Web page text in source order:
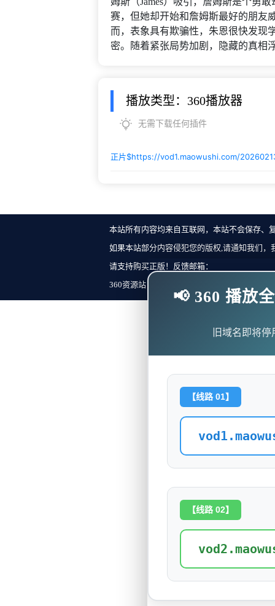
赛，但她却开始和詹姆斯最好的朋友
而，表象具有欺骗性，朱恩很快发现
密。随着紧张局势加剧，隐藏的真相
播放类型：360播放器
无需下载任何插件
正片$https://vod1.maowushi.com/
本站所有内容均来自互联网，本站不会保存、
如果本站部分内容侵犯您的版权,请通知我们
请支持购买正版！反馈邮箱：
360资源站 Copyright ©2018-2023 All Rights
📢 360 播放
旧域名即将
【线路 01】
【线路 02】